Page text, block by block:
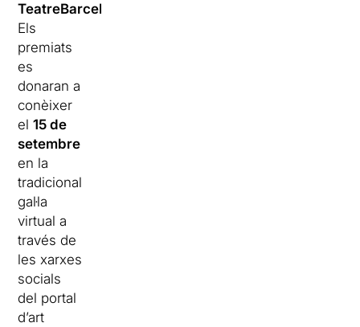
TeatreBarcelona.com
Els
premiats
es
donaran a
conèixer
el15 de
setembre
en la
tradicional
gal·la
virtual a
través de
les xarxes
socials
del portal
d’art